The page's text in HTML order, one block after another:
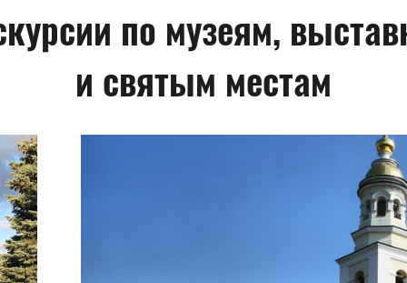
по музеям,
и святым местам